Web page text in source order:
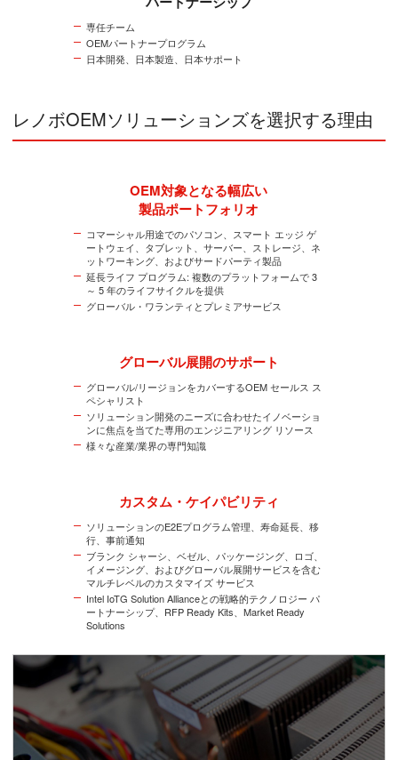
専任チーム
OEMパートナープログラム
日本開発、日本製造、日本サポート
レノボOEMソリューションズを選択する理由
OEM対象となる幅広い
製品ポートフォリオ
コマーシャル用途でのパソコン、スマート エッジ ゲ
ートウェイ、タブレット、サーバー、ストレージ、ネ
ットワーキング、およびサードパーティ製品
延長ライフ プログラム: 複数のプラットフォームで 3
～ 5 年のライフサイクルを提供
グローバル・ワランティとプレミアサービス
グローバル展開のサポート
グローバル/リージョンをカバーするOEM セールス ス
ペシャリスト
ソリューション開発のニーズに合わせたイノベーショ
ンに焦点を当てた専用のエンジニアリング リソース
様々な産業/業界の専門知識
カスタム・ケイパビリティ
ソリューションのE2Eプログラム管理、寿命延長、移
行、事前通知
ブランク シャーシ、ベゼル、パッケージング、ロゴ、
イメージング、およびグローバル展開サービスを含む
マルチレベルのカスタマイズ サービス
Intel IoTG Solution Allianceとの戦略的テクノロジー パ
ートナーシップ、RFP Ready Kits、Market Ready
Solutions